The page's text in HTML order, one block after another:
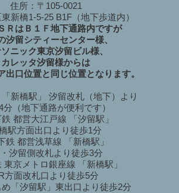
住所：〒105-0021
新橋1-5-25 B1F（地下歩道内）
ＲはＢ１Ｆ地下通路内ですが
汐留シティーセンター様、
ニック東京汐留ビル様、
カレッタ汐留様からは
出口位置と同じ位置となります。
新橋駅」 汐留改札（地下）より
分（地下通路が便利です）
都営大江戸線 「汐留駅」
駅方面出口より徒歩1分
鉄 都営浅草線 「新橋駅」
汐留側改札より徒歩3分
東京メトロ銀座線 「新橋駅」
方面改札口より徒歩5分
「汐留駅」東出口より徒歩2分